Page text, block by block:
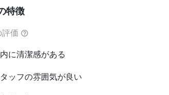
特徴
評価
に清潔感がある
ッフの雰囲気が良い